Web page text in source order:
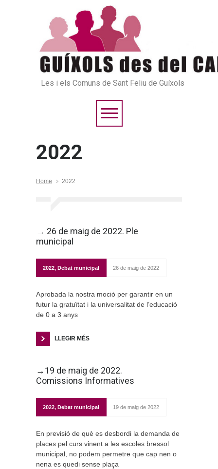
Les i els Comuns de Sant Feliu de Guíxols
2022
Home 2022
→ 26 de maig de 2022. Ple
municipal
2022, Debat municipal 26 de maig de 2022
Aprobada la nostra moció per garantir en un
futur la gratuïtat i la universalitat de l’educació
de 0 a 3 anys
LLEGIR MÉS
→19 de maig de 2022.
Comissions Informatives
2022, Debat municipal 19 de maig de 2022
En previsió de què es desbordi la demanda de
places pel curs vinent a les escoles bressol
municipal, no podem permetre que cap nen o
nena es quedi sense plaça